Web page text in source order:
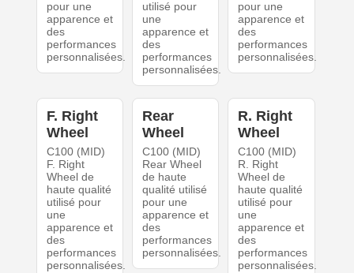
pour une
apparence et
des
performances
personnalisées.
utilisé pour
une
apparence et
des
performances
personnalisées.
pour une
apparence et
des
performances
personnalisées.
F. Right
Wheel
C100 (MID)
F. Right
Wheel de
haute qualité
utilisé pour
une
apparence et
des
performances
personnalisées.
Rear
Wheel
C100 (MID)
Rear Wheel
de haute
qualité utilisé
pour une
apparence et
des
performances
personnalisées.
R. Right
Wheel
C100 (MID)
R. Right
Wheel de
haute qualité
utilisé pour
une
apparence et
des
performances
personnalisées.